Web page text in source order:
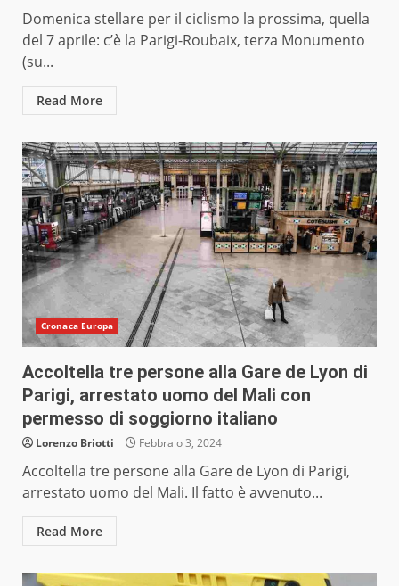
Domenica stellare per il ciclismo la prossima, quella
del 7 aprile: c’è la Parigi-Roubaix, terza Monumento
(su...
Read More
Cronaca Europa
Accoltella tre persone alla Gare de Lyon di
Parigi, arrestato uomo del Mali con
permesso di soggiorno italiano
Lorenzo Briotti Febbraio 3, 2024
Accoltella tre persone alla Gare de Lyon di Parigi,
arrestato uomo del Mali. Il fatto è avvenuto...
Read More